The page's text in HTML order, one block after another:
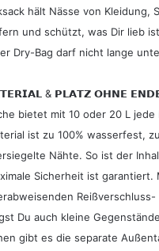
hält Nässe von Kleidung,
und schützt, was Dir lieb
Dry-Bag darf nicht lange
& 𝗣𝗟𝗔𝗧𝗭 𝗢𝗛𝗡𝗘
bietet mit 10 oder 20 L jede
ist zu 100% wasserfest,
Nähte. So ist der
Sicherheit ist garantiert.
Reißverschluss-
Du auch kleine
gibt es die separate